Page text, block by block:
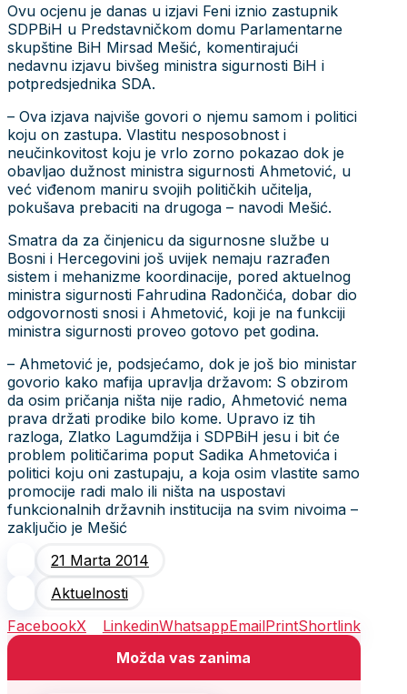
Ovu ocjenu je danas u izjavi Feni iznio zastupnik
SDPBiH u Predstavničkom domu Parlamentarne
skupštine BiH Mirsad Mešić, komentirajući
nedavnu izjavu bivšeg ministra sigurnosti BiH i
potpredsjednika SDA.
– Ova izjava najviše govori o njemu samom i politici
koju on zastupa. Vlastitu nesposobnost i
neučinkovitost koju je vrlo zorno pokazao dok je
obavljao dužnost ministra sigurnosti Ahmetović, u
već viđenom maniru svojih političkih učitelja,
pokušava prebaciti na drugoga – navodi Mešić.
Smatra da za činjenicu da sigurnosne službe u
Bosni i Hercegovini još uvijek nemaju razrađen
sistem i mehanizme koordinacije, pored aktuelnog
ministra sigurnosti Fahrudina Radončića, dobar dio
odgovornosti snosi i Ahmetović, koji je na funkciji
ministra sigurnosti proveo gotovo pet godina.
– Ahmetović je, podsjećamo, dok je još bio ministar
govorio kako mafija upravlja državom: S obzirom
da osim pričanja ništa nije radio, Ahmetović nema
prava držati prodike bilo kome. Upravo iz tih
razloga, Zlatko Lagumdžija i SDPBiH jesu i bit će
problem političarima poput Sadika Ahmetovića i
politici koju oni zastupaju, a koja osim vlastite samo
promocije radi malo ili ništa na uspostavi
funkcionalnih državnih institucija na svim nivoima –
zaključio je Mešić
21 Marta 2014
Aktuelnosti
FacebookX LinkedinWhatsappEmailPrintShortlink
Možda vas zanima